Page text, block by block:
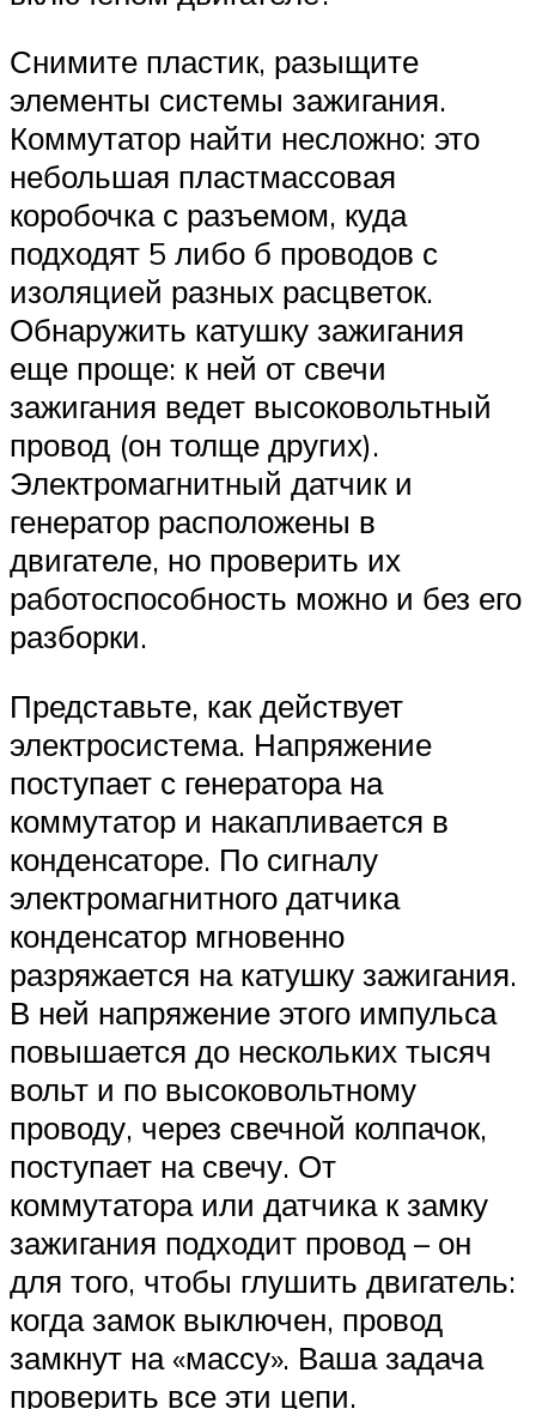
Снимите пластик, разыщите
элементы системы зажигания.
Коммутатор найти несложно: это
небольшая пластмассовая
коробочка с разъемом, куда
подходят 5 либо б проводов с
изоляцией разных расцветок.
Обнаружить катушку зажигания
еще проще: к ней от свечи
зажигания ведет высоковольтный
провод (он толще других).
Электромагнитный датчик и
генератор расположены в
двигателе, но проверить их
работоспособность можно и без его
разборки.
Представьте, как действует
электросистема. Напряжение
поступает с генератора на
коммутатор и накапливается в
конденсаторе. По сигналу
электромагнитного датчика
конденсатор мгновенно
разряжается на катушку зажигания.
В ней напряжение этого импульса
повышается до нескольких тысяч
вольт и по высоковольтному
проводу, через свечной колпачок,
поступает на свечу. От
коммутатора или датчика к замку
зажигания подходит провод – он
для того, чтобы глушить двигатель:
когда замок выключен, провод
замкнут на «массу». Ваша задача
проверить все эти цепи.